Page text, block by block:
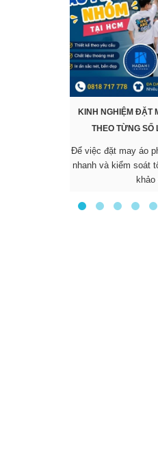
KINH NGHIỆM ĐẶT
THEO TỪNG SỐ
Để việc đặt may áo
nhanh và kiểm soát